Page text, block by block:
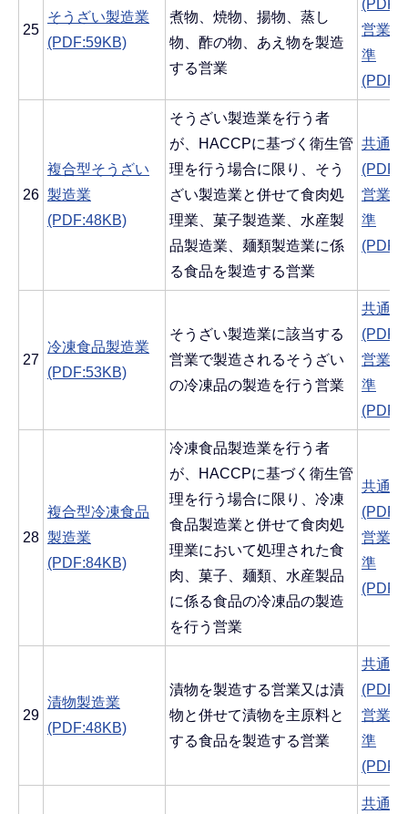
25
そうざい製造業
(PDF:59KB)
煮物、焼物、揚物、蒸し
物、酢の物、あえ物を製造
する営業
営業
準
26
複合型そうざい
製造業
(PDF:48KB)
そうざい製造業を行う者
が、HACCPに基づく衛生管
理を行う場合に限り、そう
ざい製造業と併せて食肉処
理業、菓子製造業、水産製
品製造業、麺類製造業に係
る食品を製造する営業
共通
営業
準
27
冷凍食品製造業
(PDF:53KB)
そうざい製造業に該当する
営業で製造されるそうざい
の冷凍品の製造を行う営業
共通
営業
準
28
複合型冷凍食品
製造業
(PDF:84KB)
冷凍食品製造業を行う者
が、HACCPに基づく衛生管
理を行う場合に限り、冷凍
食品製造業と併せて食肉処
理業において処理された食
肉、菓子、麺類、水産製品
に係る食品の冷凍品の製造
を行う営業
共通
営業
準
29
漬物製造業
(PDF:48KB)
漬物を製造する営業又は漬
物と併せて漬物を主原料と
する食品を製造する営業
共通
営業
準
共通